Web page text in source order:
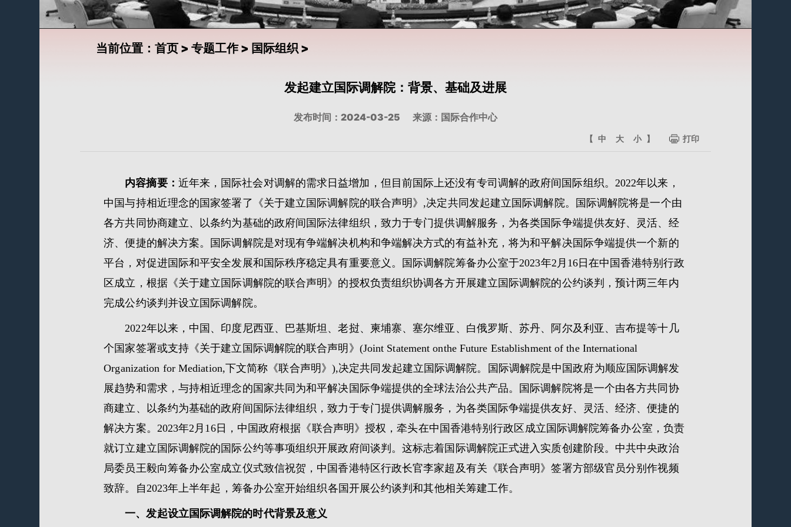
当前位置： 首页> 专题工作> 国际组织>
发起建立国际调解院：背景、基础及进展
发布时间：2024-03-25 来源：国际合作中心
【 中 大 小 】 打印
内容摘要： 近年来，国际社会对调解的需求日益增加，但目前国际上还没有专司调解的政府间国际组织。2022年以来，
中国与持相近理念的国家签署了《关于建立国际调解院的联合声明》,决定共同发起建立国际调解院。国际调解院将是一个由
各方共同协商建立、以条约为基础的政府间国际法律组织，致力于专门提供调解服务，为各类国际争端提供友好、灵活、经
济、便捷的解决方案。国际调解院是对现有争端解决机构和争端解决方式的有益补充，将为和平解决国际争端提供一个新的
平台，对促进国际和平安全发展和国际秩序稳定具有重要意义。国际调解院筹备办公室于2023年2月16日在中国香港特别行政
区成立，根据《关于建立国际调解院的联合声明》的授权负责组织协调各方开展建立国际调解院的公约谈判，预计两三年内
完成公约谈判并设立国际调解院。
2022年以来，中国、印度尼西亚、巴基斯坦、老挝、柬埔寨、塞尔维亚、白俄罗斯、苏丹、阿尔及利亚、吉布提等十几
个国家签署或支持《关于建立国际调解院的联合声明》(Joint Statement onthe Future Establishment of the International
Organization for Mediation,下文简称《联合声明》),决定共同发起建立国际调解院。国际调解院是中国政府为顺应国际调解发
展趋势和需求，与持相近理念的国家共同为和平解决国际争端提供的全球法治公共产品。国际调解院将是一个由各方共同协
商建立、以条约为基础的政府间国际法律组织，致力于专门提供调解服务，为各类国际争端提供友好、灵活、经济、便捷的
解决方案。2023年2月16日，中国政府根据《联合声明》授权，牵头在中国香港特别行政区成立国际调解院筹备办公室，负责
就订立建立国际调解院的国际公约等事项组织开展政府间谈判。这标志着国际调解院正式进入实质创建阶段。中共中央政治
局委员王毅向筹备办公室成立仪式致信祝贺，中国香港特区行政长官李家超及有关《联合声明》签署方部级官员分别作视频
致辞。自2023年上半年起，筹备办公室开始组织各国开展公约谈判和其他相关筹建工作。
一、发起设立国际调解院的时代背景及意义